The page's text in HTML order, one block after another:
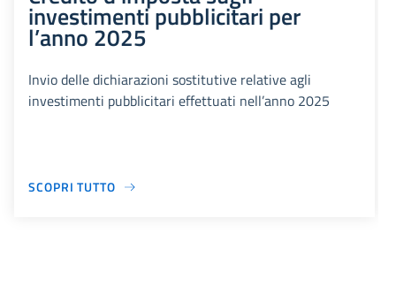
investimenti pubblicitari per
l’anno 2025
Invio delle dichiarazioni sostitutive relative agli
investimenti pubblicitari effettuati nell’anno 2025
SCOPRI TUTTO